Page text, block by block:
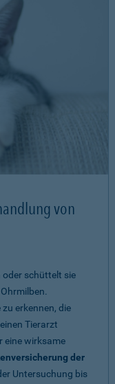
von
oder schüttelt sie
erkennen, die
Tierarzt
eine wirksame
der
Untersuchung bis